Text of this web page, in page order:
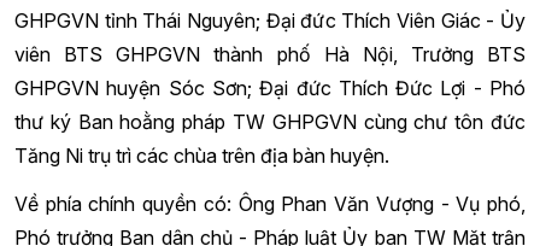
GHPGVN tỉnh Thái Nguyên; Đại đức Thích Viên Giác - Ủy
viên BTS GHPGVN thành phố Hà Nội, Trưởng BTS
GHPGVN huyện Sóc Sơn; Đại đức Thích Đức Lợi - Phó
thư ký Ban hoằng pháp TW GHPGVN cùng chư tôn đức
Tăng Ni trụ trì các chùa trên địa bàn huyện.
Về phía chính quyền có: Ông Phan Văn Vượng - Vụ phó,
Phó trưởng Ban dân chủ - Pháp luật Ủy ban TW Mặt trận